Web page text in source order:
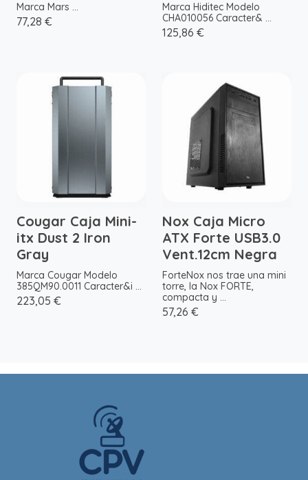
Marca Mars ...
77,28 €
Marca Hiditec Modelo
CHA010056 Caracter& ...
125,86 €
Cougar Caja Mini-
itx Dust 2 Iron
Gray
Marca Cougar Modelo
385QM90.0011 Caracter&i ...
223,05 €
Nox Caja Micro
ATX Forte USB3.0
Vent.12cm Negra
ForteNox nos trae una mini
torre, la Nox FORTE,
compacta y ...
57,26 €